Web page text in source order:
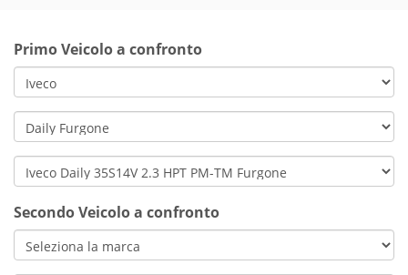
Primo Veicolo a confronto
Secondo Veicolo a confronto